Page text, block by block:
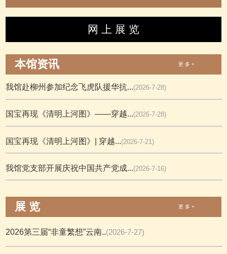
网 上 展 览
本馆资讯 更 多 +
我馆赴柳州参加纪念飞虎队援华抗...(2026-7-28)
国宝再现《清明上河图》——穿越...(2026-7-28)
国宝再现《清明上河图》| 穿越...(2026-7-21)
我馆党支部开展庆祝中国共产党成...(2026-7-16)
展 览 更 多 +
2026第三届“非童繁想”云南..(2026-7-27)